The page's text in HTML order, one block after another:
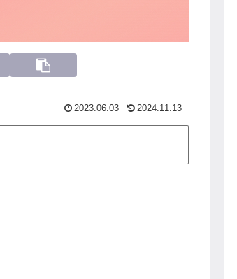
2023.06.03 2024.11.13